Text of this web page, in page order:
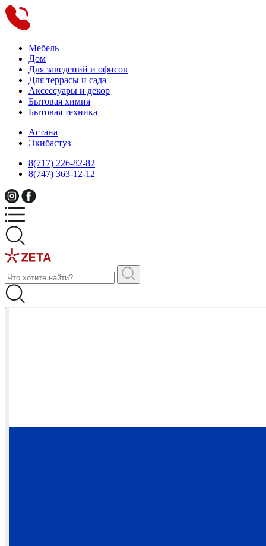
Мебель
Дом
Для заведений и офисов
Для террасы и сада
Аксессуары и декор
Бытовая химия
Бытовая техника
Астана
Экибастуз
8(717) 226-82-82
8(747) 363-12-12